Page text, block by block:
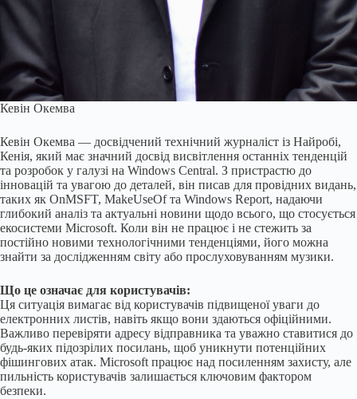
Кевін Окемва
Кевін Окемва — досвідчений технічний журналіст із Найробі,
Кенія, який має значний досвід висвітлення останніх тенденцій
та розробок у галузі на Windows Central. З пристрастю до
інновацій та увагою до деталей, він писав для провідних видань,
таких як OnMSFT, MakeUseOf та Windows Report, надаючи
глибокий аналіз та актуальні новини щодо всього, що стосується
екосистеми Microsoft. Коли він не працює і не стежить за
постійно новими технологічними тенденціями, його можна
знайти за дослідженням світу або прослуховуванням музики.
Що це означає для користувачів:
Ця ситуація вимагає від користувачів підвищеної уваги до
електронних листів, навіть якщо вони здаються офіційними.
Важливо перевіряти адресу відправника та уважно ставитися до
будь-яких підозрілих посилань, щоб уникнути потенційних
фішингових атак. Microsoft працює над посиленням захисту, але
пильність користувачів залишається ключовим фактором
безпеки.